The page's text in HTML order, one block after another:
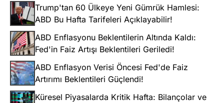
Trump'tan 60 Ülkeye Yeni Gümrük Hamlesi:
ABD Bu Hafta Tarifeleri Açıklayabilir!
ABD Enflasyonu Beklentilerin Altında Kaldı:
Fed'in Faiz Artışı Beklentileri Geriledi!
ABD Enflasyon Verisi Öncesi Fed'de Faiz
Artırımı Beklentileri Güçlendi!
Küresel Piyasalarda Kritik Hafta: Bilançolar ve